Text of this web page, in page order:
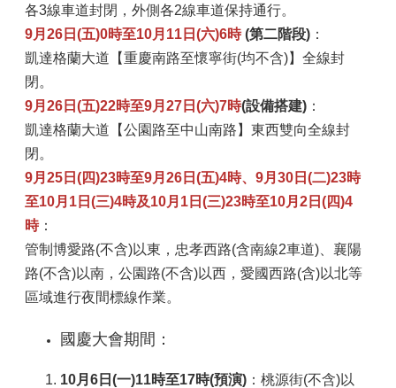
各3線車道封閉，外側各2線車道保持通行。
9月26日(五)0時至10月11日(六)6時(第二階段) ：
凱達格蘭大道【重慶南路至懷寧街(均不含)】全線封
閉。
9月26日(五)22時至9月27日(六)7時(設備搭建) ：
凱達格蘭大道【公園路至中山南路】東西雙向全線封
閉。
9月25日(四)23時至9月26日(五)4時、9月30日(二)23時
至10月1日(三)4時及10月1日(三)23時至10月2日(四)4
時：
管制博愛路(不含)以東，忠孝西路(含南線2車道)、襄陽
路(不含)以南，公園路(不含)以西，愛國西路(含)以北等
區域進行夜間標線作業。
國慶大會期間：
10月6日(一)11時至17時(預演) ：桃源街(不含)以